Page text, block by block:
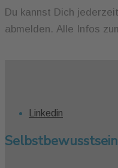
Du kannst Dich
abmelden. Alle Infos
Linkedin